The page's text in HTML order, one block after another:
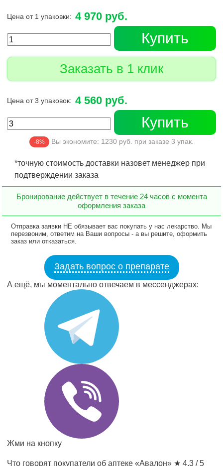
Цена от 1 упаковки: 4 970 руб.
Купить
Заказать в 1 клик
Цена от 3 упаковок: 4 560 руб.
Купить
-8% Вы экономите: 1230 руб. при заказе 3 упак.
*точную стоимость доставки назовет менеджер при
подтверждении заказа
Бронирование действует в течение 24 часов с момента
оформления заказа
Отправка заявки НЕ обязывает вас покупать у нас лекарство. Мы
перезвоним, ответим на Ваши вопросы - а вы решите, оформить
заказ или отказаться.
Задать вопрос о препарате
А ещё, мы моментально отвечаем в мессенджерах:
Жми на кнопку
Что говорят покупатели об аптеке «Авалон» ★ 4.3 / 5